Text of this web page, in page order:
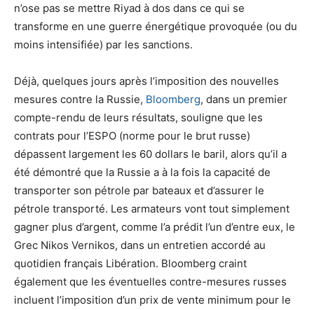
n’ose pas se mettre Riyad à dos dans ce qui se
transforme en une guerre énergétique provoquée (ou du
moins intensifiée) par les sanctions.
Déjà, quelques jours après l’imposition des nouvelles
mesures contre la Russie, Bloomberg, dans un premier
compte-rendu de leurs résultats, souligne que les
contrats pour l’ESPO (norme pour le brut russe)
dépassent largement les 60 dollars le baril, alors qu’il a
été démontré que la Russie a à la fois la capacité de
transporter son pétrole par bateaux et d’assurer le
pétrole transporté. Les armateurs vont tout simplement
gagner plus d’argent, comme l’a prédit l’un d’entre eux, le
Grec Nikos Vernikos, dans un entretien accordé au
quotidien français Libération. Bloomberg craint
également que les éventuelles contre-mesures russes
incluent l’imposition d’un prix de vente minimum pour le